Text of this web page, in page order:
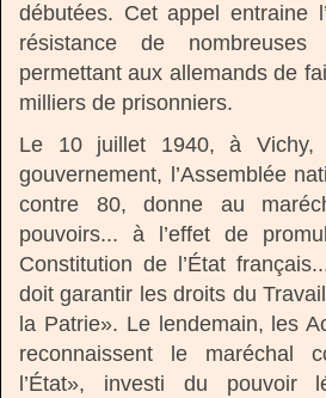
débutées. Cet appel entraine
résistance de nombreuses
permettant aux allemands de
milliers de prisonniers.
Le 10 juillet 1940, à Vichy,
gouvernement, l’Assemblée
contre 80, donne au
pouvoirs... à l’effet de
Constitution de l’État
doit garantir les droits du
la Patrie». Le lendemain, les
reconnaissent le maréchal
l’État», investi du pouvoir